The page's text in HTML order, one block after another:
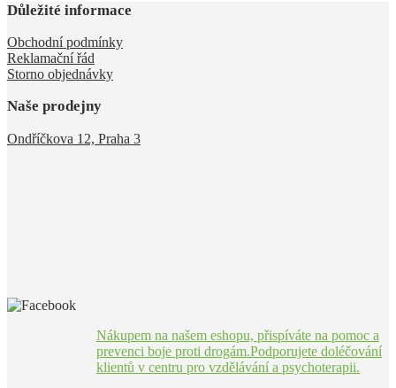
Důležité informace
Obchodní podmínky
Reklamační řád
Storno objednávky
Naše prodejny
Ondříčkova 12, Praha 3
Nákupem na našem eshopu, přispíváte na pomoc a
prevenci boje proti drogám.Podporujete doléčování
klientů v centru pro vzdělávání a psychoterapii.